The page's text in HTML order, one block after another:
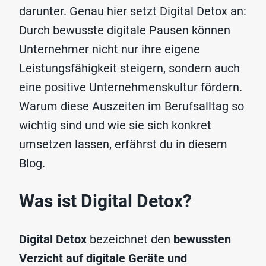
darunter. Genau hier setzt Digital Detox an:
Durch bewusste digitale Pausen können
Unternehmer nicht nur ihre eigene
Leistungsfähigkeit steigern, sondern auch
eine positive Unternehmenskultur fördern.
Warum diese Auszeiten im Berufsalltag so
wichtig sind und wie sie sich konkret
umsetzen lassen, erfährst du in diesem
Blog.
Was ist Digital Detox?
Digital Detox bezeichnet den bewussten
Verzicht aufdigitale Geräte und